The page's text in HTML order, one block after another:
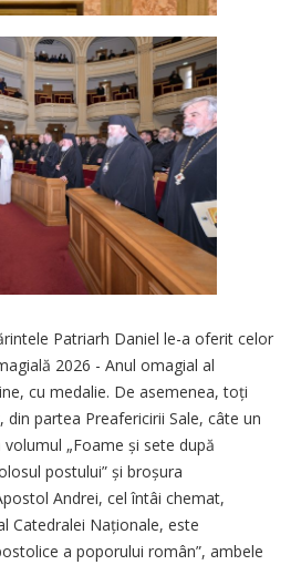
Patriarh Daniel le-a oferit celor
2026 - Anul omagial al
cu medalie. De asemenea, toți
partea Preafericirii Sale, câte un
„Foame și sete după
postului” și broșura
Andrei, cel întâi chemat,
Catedralei Naționale, este
a poporului român”, ambele